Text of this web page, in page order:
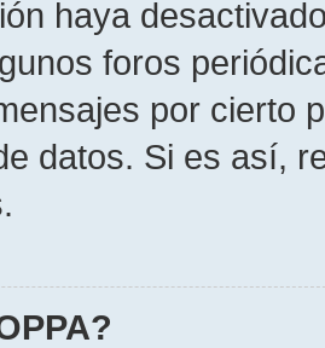
haya
foros
por cierto
datos. Si es así,